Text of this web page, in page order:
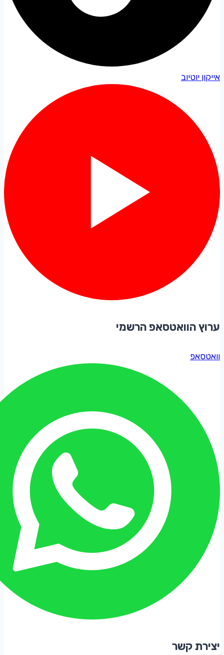
אייקון יוטיוב
ערוץ הוואטסאפ הרשמי
וואטסאפ
יצירת קשר